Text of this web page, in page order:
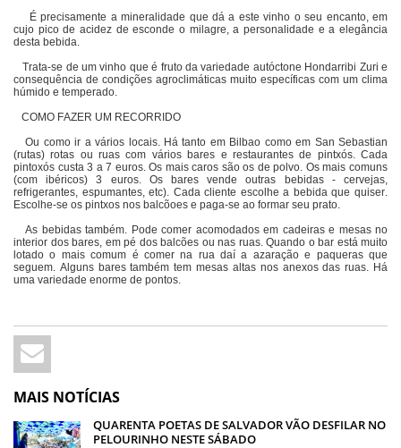
É precisamente a mineralidade que dá a este vinho o seu encanto, em
cujo pico de acidez de esconde o milagre, a personalidade e a elegância
desta bebida.
Trata-se de um vinho que é fruto da variedade autóctone Hondarribi Zuri e
consequência de condições agroclimáticas muito específicas com um clima
húmido e temperado.
COMO FAZER UM RECORRIDO
Ou como ir a vários locais. Há tanto em Bilbao como em San Sebastian
(rutas) rotas ou ruas com vários bares e restaurantes de pintxós. Cada
pintoxós custa 3 a 7 euros. Os mais caros são os de polvo. Os mais comuns
(com ibéricos) 3 euros. Os bares vende outras bebidas - cervejas,
refrigerantes, espumantes, etc). Cada cliente escolhe a bebida que quiser.
Escolhe-se os pintxos nos balcõoes e paga-se ao formar seu prato.
As bebidas também. Pode comer acomodados em cadeiras e mesas no
interior dos bares, em pé dos balcões ou nas ruas. Quando o bar está muito
lotado o mais comum é comer na rua daí a azaração e paqueras que
seguem. Alguns bares também tem mesas altas nos anexos das ruas. Há
uma variedade enorme de pontos.
MAIS NOTÍCIAS
QUARENTA POETAS DE SALVADOR VÃO DESFILAR NO
PELOURINHO NESTE SÁBADO